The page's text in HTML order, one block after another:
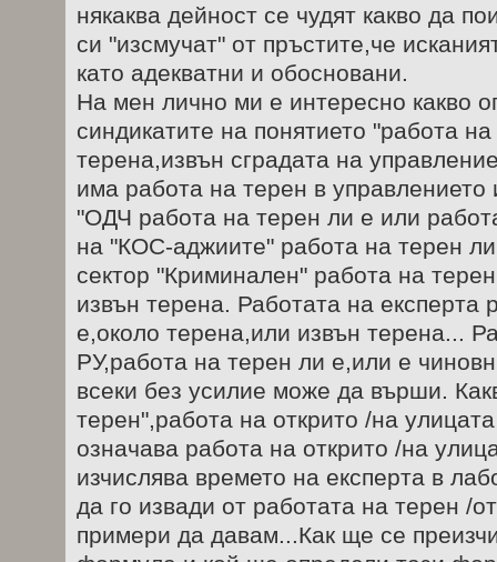
някаква дейност се чудят какво да
си "изсмучат" от пръстите,че
като адекватни и обосновани.
На мен лично ми е интересно какво
синдикатите на понятието "работа
терена,извън сградата на
има работа на терен в управлението
"ОДЧ работа на терен ли е или
на "КОС-аджиите" работа на терен
сектор "Криминален" работа на
извън терена. Работата на експерта
е,около терена,или извън терена...
РУ,работа на терен ли е,или е
всеки без усилие може да върши.
терен",работа на открито /на
означава работа на открито /на
изчислява времето на експерта в
да го извади от работата на терен /
примери да давам...Как ще се